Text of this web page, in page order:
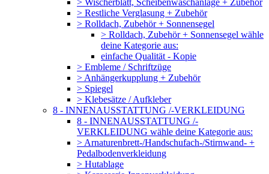
> Restliche Verglasung + Zubehör
> Rolldach, Zubehör + Sonnensegel
> Rolldach, Zubehör + Sonnensegel wähle
deine Kategorie aus:
einfache Qualität - Kopie
> Embleme / Schriftzüge
> Anhängerkupplung + Zubehör
> Spiegel
> Klebesätze / Aufkleber
8 - INNENAUSSTATTUNG /-VERKLEIDUNG
8 - INNENAUSSTATTUNG /-
VERKLEIDUNG wähle deine Kategorie aus:
> Arnaturenbrett-/Handschufach-/Stirnwand- +
Pedalbodenverkleidung
> Hutablage